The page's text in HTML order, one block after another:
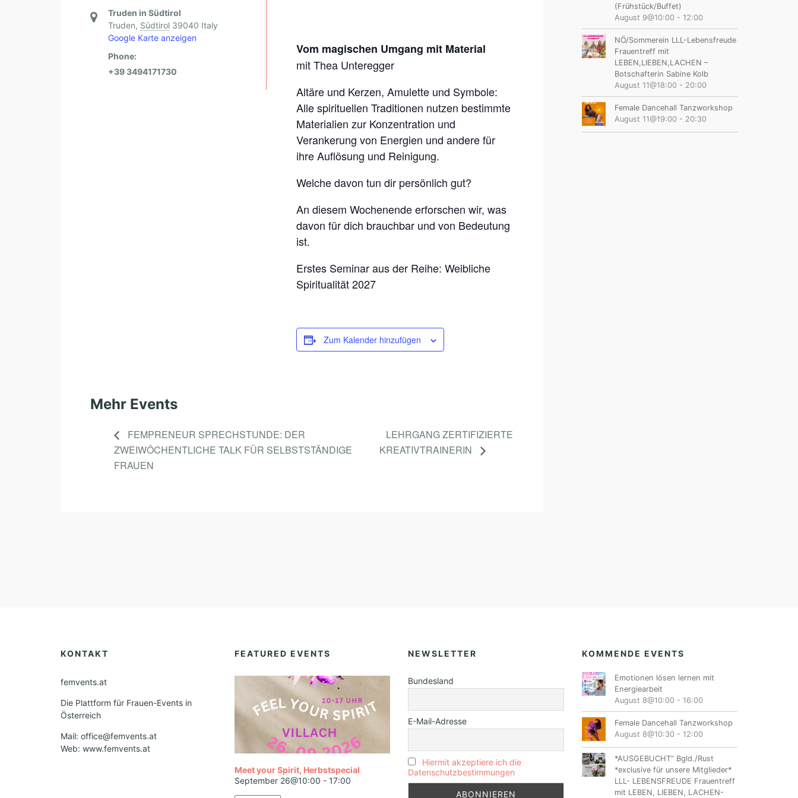
Vom magischen Umgang mit Material
mit Thea Unteregger
Altäre und Kerzen, Amulette und Symbole:
Alle spirituellen Traditionen nutzen bestimmte
Materialien zur Konzentration und
Verankerung von Energien und andere für
ihre Auflösung und Reinigung.
Welche davon tun dir persönlich gut?
An diesem Wochenende erforschen wir, was
davon für dich brauchbar und von Bedeutung
ist.
Erstes Seminar aus der Reihe: Weibliche
Spiritualität 2027
Zum Kalender hinzufügen
Truden in Südtirol
Truden, Südtirol 39040 Italy
Google Karte anzeigen
Phone:
+39 3494171730
Mehr Events
FEMPRENEUR SPRECHSTUNDE: DER
ZWEIWÖCHENTLICHE TALK FÜR SELBSTSTÄNDIGE
FRAUEN
LEHRGANG ZERTIFIZIERTE
KREATIVTRAINERIN
(Frühstück/Buffet)
August 9@10:00- 12:00
NÖ/Sommerein LLL-Lebensfreude
Frauentreff mit
LEBEN,LIEBEN,LACHEN –
Botschafterin Sabine Kolb
August 11@18:00- 20:00
Female Dancehall Tanzworkshop
August 11@19:00- 20:30
KONTAKT
femvents.at
Die Plattform für Frauen-Events in
Österreich
Mail: office@femvents.at
Web: www.femvents.at
FEATURED EVENTS
Meet your Spirit, Herbstspecial
September 26@10:00 - 17:00
NEWSLETTER
Bundesland
E-Mail-Adresse
Hiermit akzeptiere ich die
Datenschutzbestimmungen
KOMMENDE EVENTS
Emotionen lösen lernen mit
Energiearbeit
August 8@10:00- 16:00
Female Dancehall Tanzworkshop
August 8@10:30- 12:00
*AUSGEBUCHT“ Bgld./Rust
*exclusive für unsere Mitglieder*
LLL- LEBENSFREUDE Frauentreff
mit LEBEN, LIEBEN, LACHEN-